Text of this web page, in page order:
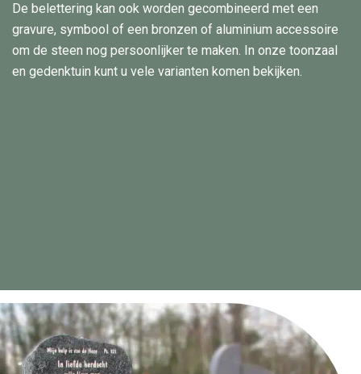
De belettering kan ook worden gecombineerd met een
gravure, symbool of een bronzen of aluminium accessoire
om de steen nog persoonlijker te maken. In onze toonzaal
en gedenktuin kunt u vele varianten komen bekijken.